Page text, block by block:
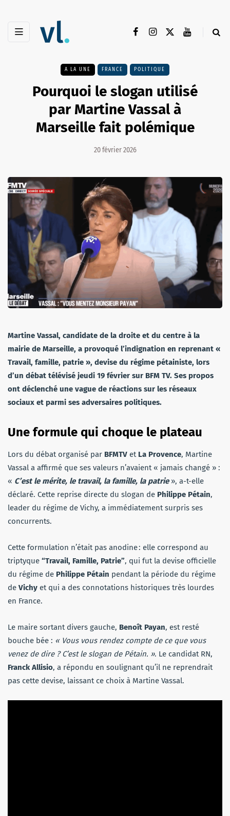
A LA UNE FRANCE POLITIQUE
Pourquoi le slogan utilisé
par Martine Vassal à
Marseille fait polémique
20 février 2026
Martine Vassal, candidate de la droite et du centre à la
mairie de Marseille, a provoqué l’indignation en reprenant «
Travail, famille, patrie », devise du régime pétainiste, lors
d’un débat télévisé jeudi 19 février sur BFM TV. Ses propos
ont déclenché une vague de réactions sur les réseaux
sociaux et parmi ses adversaires politiques.
Une formule qui choque le plateau
Lors du débat organisé par BFMTV et La Provence, Martine
Vassal a affirmé que ses valeurs n’avaient « jamais changé » :
« C’est le mérite, le travail, la famille, la patrie », a-t-elle
déclaré. Cette reprise directe du slogan de Philippe Pétain,
leader du régime de Vichy, a immédiatement surpris ses
concurrents.
Cette formulation n’était pas anodine : elle correspond au
triptyque “Travail, Famille, Patrie”, qui fut la devise officielle
du régime de Philippe Pétain pendant la période du régime
de Vichy et qui a des connotations historiques très lourdes
en France.
Le maire sortant divers gauche, Benoît Payan, est resté
bouche bée : « Vous vous rendez compte de ce que vous
venez de dire ? C’est le slogan de Pétain. ». Le candidat RN,
Franck Allisio, a répondu en soulignant qu’il ne reprendrait
pas cette devise, laissant ce choix à Martine Vassal.